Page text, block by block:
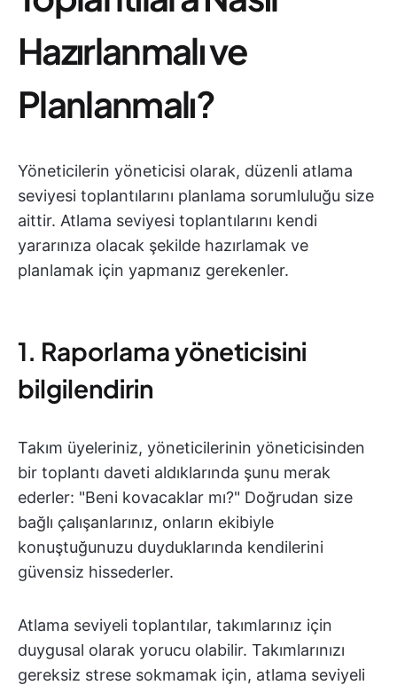
Hazırlanmalı ve
Planlanmalı?
Yöneticilerin yöneticisi olarak, düzenli atlama
seviyesi toplantılarını planlama sorumluluğu size
aittir. Atlama seviyesi toplantılarını kendi
yararınıza olacak şekilde hazırlamak ve
planlamak için yapmanız gerekenler.
1. Raporlama yöneticisini
bilgilendirin
Takım üyeleriniz, yöneticilerinin yöneticisinden
bir toplantı daveti aldıklarında şunu merak
ederler: "Beni kovacaklar mı?" Doğrudan size
bağlı çalışanlarınız, onların ekibiyle
konuştuğunuzu duyduklarında kendilerini
güvensiz hissederler.
Atlama seviyeli toplantılar, takımlarınız için
duygusal olarak yorucu olabilir. Takımlarınızı
gereksiz strese sokmamak için, atlama seviyeli